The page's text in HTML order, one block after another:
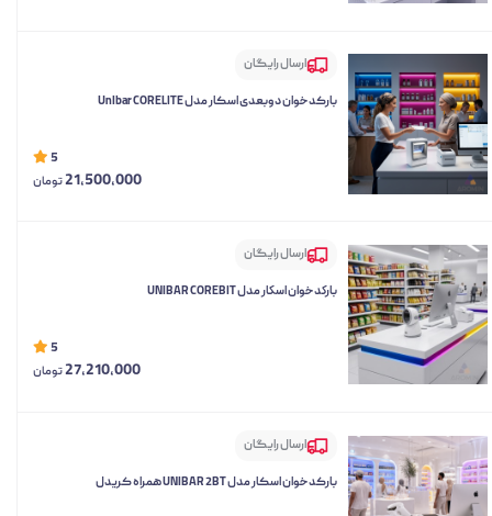
ارسال رایگان
بارکدخوان دوبعدی اسکار مدل UnIbar CORELITE
5
21,500,000تومان
ارسال رایگان
باركدخوان اسكار مدل UNIBAR COREBIT
5
27,210,000تومان
ارسال رایگان
بارکدخوان اسکار مدل UNIBAR 2BT همراه کریدل